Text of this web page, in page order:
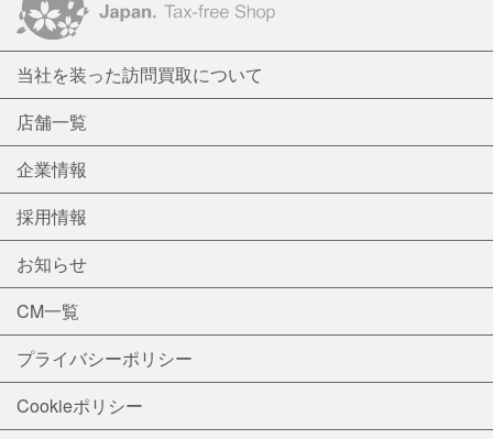
当社を装った訪問買取について
店舗一覧
企業情報
採用情報
お知らせ
CM一覧
プライバシーポリシー
Cookieポリシー